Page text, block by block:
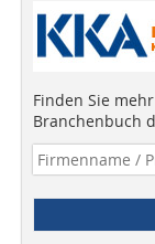
Finden Sie
Branchenbuch